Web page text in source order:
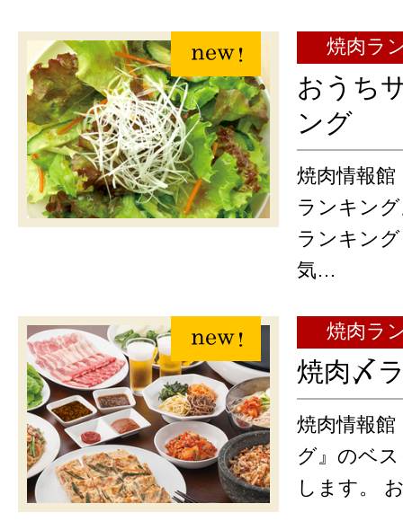
焼肉ラ
おうち
ング
焼肉情報
ランキン
ランキン
気…
焼肉ラ
焼肉〆
焼肉情報
グ』のベ
します。